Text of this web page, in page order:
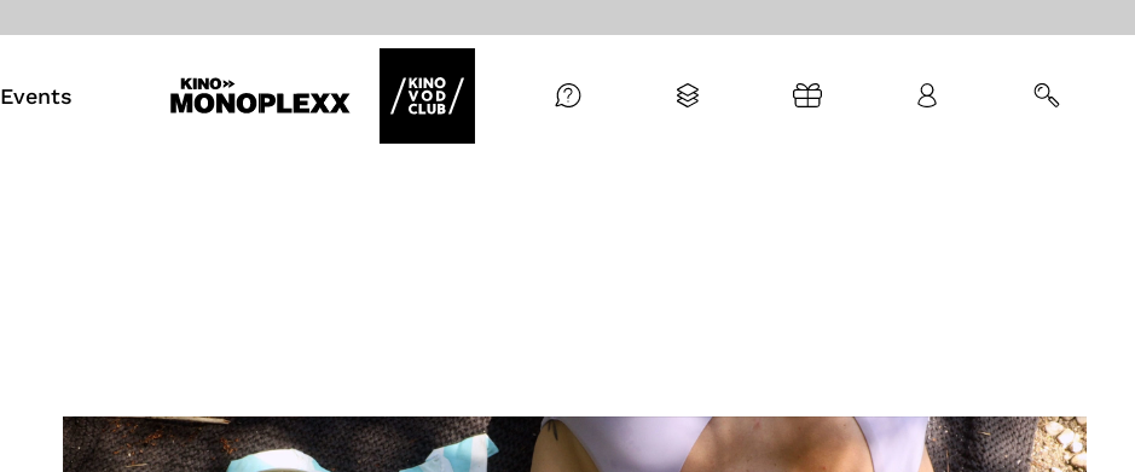
So geht’s
Events